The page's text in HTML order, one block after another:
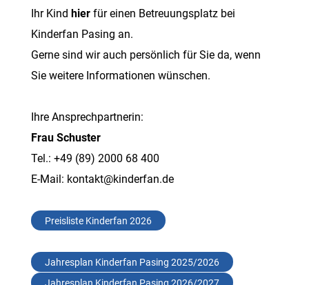
Ihr Kind hierfür einen Betreuungsplatz bei
Kinderfan Pasing an.
Gerne sind wir auch persönlich für Sie da, wenn
Sie weitere Informationen wünschen.
Ihre Ansprechpartnerin:
Frau Schuster
Tel.: +49 (89) 2000 68 400
E-Mail: kontakt@kinderfan.de
Preisliste Kinderfan 2026
Jahresplan Kinderfan Pasing 2025/2026